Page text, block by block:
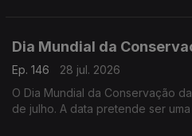
Dia Mundial da
Ep. 146
28 jul. 2026
O Dia Mundial da Conservação
de julho. A data pretende ser